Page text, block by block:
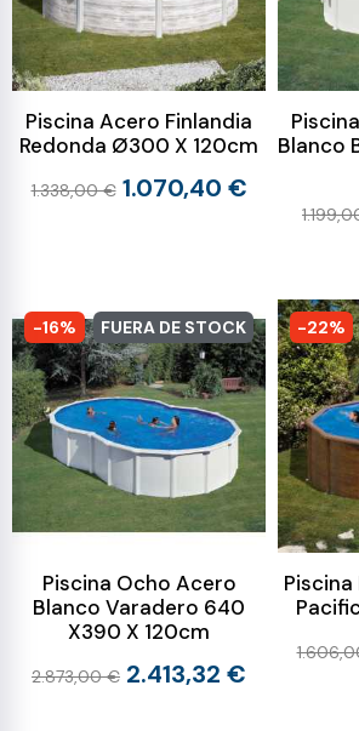
Piscina Acero Finlandia
Redonda Ø300 X 120cm
1.338,00 € 1.070,40 €
Blanco
-16% FUERA DE STOCK
Piscina Ocho Acero
Blanco Varadero 640
X390 X 120cm
2.873,00 € 2.413,32 €
-22%